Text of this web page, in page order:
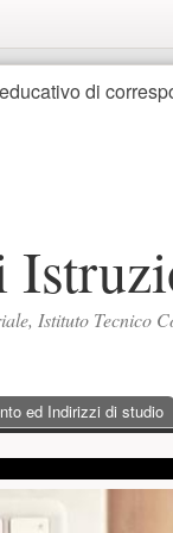
di
Istituto Tecnico
ed Indirizzi di studio